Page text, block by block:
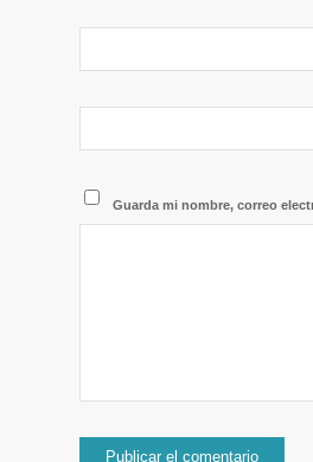
Guarda mi nombre, correo